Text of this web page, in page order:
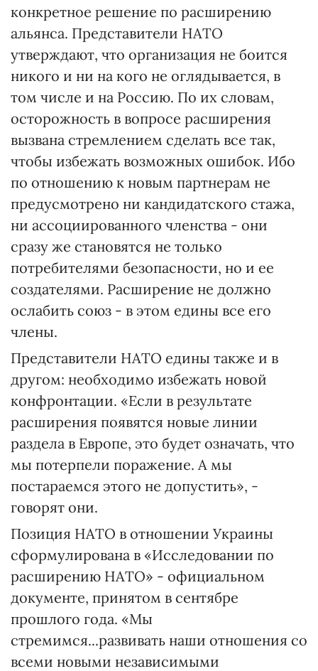
конкретное решение по расширению
альянса. Представители НАТО
утверждают, что организация не боится
никого и ни на кого не оглядывается, в
том числе и на Россию. По их словам,
осторожность в вопросе расширения
вызвана стремлением сделать все так,
чтобы избежать возможных ошибок. Ибо
по отношению к новым партнерам не
предусмотрено ни кандидатского стажа,
ни ассоциированного членства - они
сразу же становятся не только
потребителями безопасности, но и ее
создателями. Расширение не должно
ослабить союз - в этом едины все его
члены.
Представители НАТО едины также и в
другом: необходимо избежать новой
конфронтации. «Если в результате
расширения появятся новые линии
раздела в Европе, это будет означать, что
мы потерпели поражение. А мы
постараемся этого не допустить», -
говорят они.
Позиция НАТО в отношении Украины
сформулирована в «Исследовании по
расширению НАТО» - официальном
документе, принятом в сентябре
прошлого года. «Мы
стремимся...развивать наши отношения со
всеми новыми независимыми